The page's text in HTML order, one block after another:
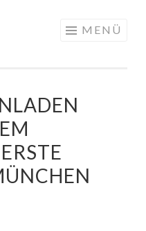
MENÜ